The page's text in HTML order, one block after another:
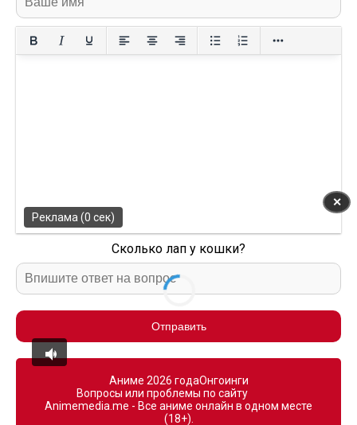
Сколько лап у кошки?
Отправить
Аниме 2026 годаОнгоинги
Вопросы или проблемы по сайту
Animemedia.me - Все аниме онлайн в одном месте
(18+).
✕
Реклама (0 сек)